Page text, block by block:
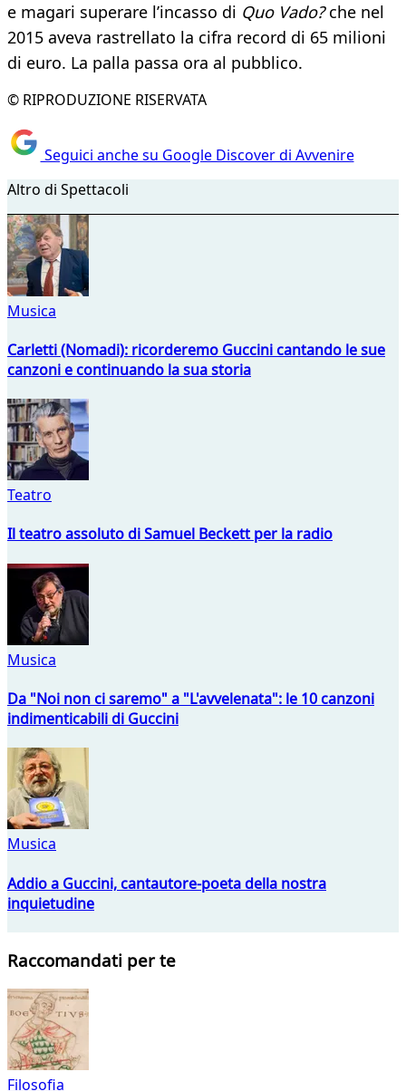
e magari superare l’incasso di Quo Vado?che nel
2015 aveva rastrellato la cifra record di 65 milioni
di euro. La palla passa ora al pubblico.
© RIPRODUZIONE RISERVATA
Seguici anche su Google Discover di Avvenire
Altro di Spettacoli
Musica
Carletti (Nomadi): ricorderemo Guccini cantando le sue
canzoni e continuando la sua storia
Teatro
Il teatro assoluto di Samuel Beckett per la radio
Musica
Da "Noi non ci saremo" a "L'avvelenata": le 10 canzoni
indimenticabili di Guccini
Musica
Addio a Guccini, cantautore-poeta della nostra
inquietudine
Raccomandati per te
Filosofia